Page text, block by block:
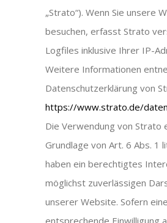
„Strato“). Wenn Sie unsere
besuchen, erfasst Strato
Logfiles inklusive Ihrer IP-
Weitere Informationen
Datenschutzerklärung von
https://www.strato.de/
Die Verwendung von Strato
Grundlage von Art. 6 Abs. 1
haben ein berechtigtes
möglichst zuverlässigen
unserer Website. Sofern eine
entsprechende Einwilligung